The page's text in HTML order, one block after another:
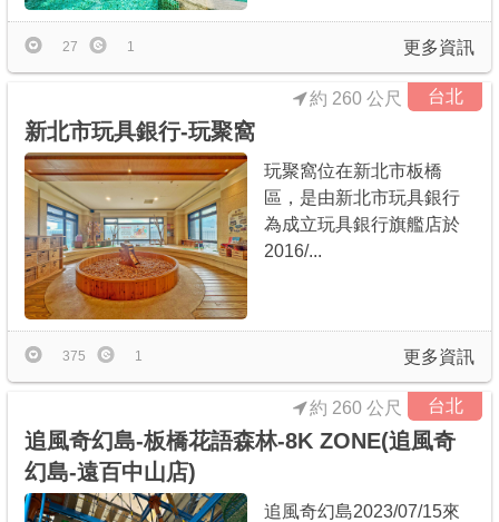
更多資訊
27 1
台北
新北市玩具銀行-玩聚窩
約 260 公尺
玩聚窩位在新北市板橋
區，是由新北市玩具銀行
為成立玩具銀行旗艦店於
2016/...
更多資訊
375 1
台北
追風奇幻島-板橋花語森林-8K ZONE(追風奇
幻島-遠百中山店)
約 260 公尺
追風奇幻島2023/07/15來